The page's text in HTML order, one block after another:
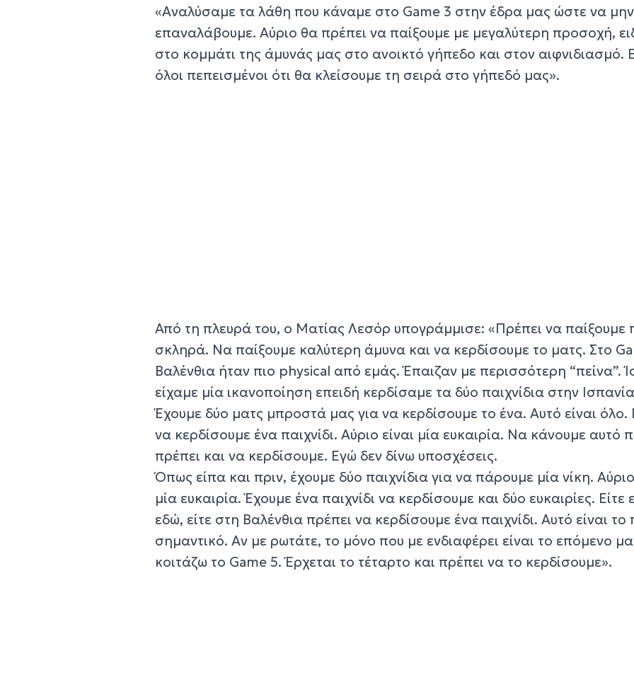
«Αναλύσαμε τα λάθη που κάναμε στο Game 3 στην έδρα μας ώστε να
επαναλάβουμε. Αύριο θα πρέπει να παίξουμε με μεγαλύτερη προσοχή,
στο κομμάτι της άμυνάς μας στο ανοικτό γήπεδο και στον αιφνιδιασμό.
όλοι πεπεισμένοι ότι θα κλείσουμε τη σειρά στο γήπεδό μας».
Από τη πλευρά του, ο Ματίας Λεσόρ υπογράμμισε: «Πρέπει να παίξουμε
σκληρά. Να παίξουμε καλύτερη άμυνα και να κερδίσουμε το ματς. Στο
Βαλένθια ήταν πιο physical από εμάς. Έπαιζαν με περισσότερη “πείνα”.
είχαμε μία ικανοποίηση επειδή κερδίσαμε τα δύο παιχνίδια στην
Έχουμε δύο ματς μπροστά μας για να κερδίσουμε το ένα. Αυτό είναι όλο.
να κερδίσουμε ένα παιχνίδι. Αύριο είναι μία ευκαιρία. Να κάνουμε αυτό
πρέπει και να κερδίσουμε. Εγώ δεν δίνω υποσχέσεις.
Όπως είπα και πριν, έχουμε δύο παιχνίδια για να πάρουμε μία νίκη.
μία ευκαιρία. Έχουμε ένα παιχνίδι να κερδίσουμε και δύο ευκαιρίες. Είτε
εδώ, είτε στη Βαλένθια πρέπει να κερδίσουμε ένα παιχνίδι. Αυτό είναι το
σημαντικό. Αν με ρωτάτε, το μόνο που με ενδιαφέρει είναι το επόμενο
κοιτάζω το Game 5. Έρχεται το τέταρτο και πρέπει να το κερδίσουμε».